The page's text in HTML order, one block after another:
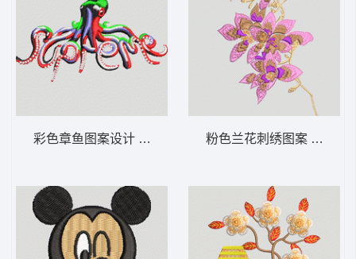
彩色章鱼图案设计 鱼 章鱼 粉色兰花刺绣图案 靓花